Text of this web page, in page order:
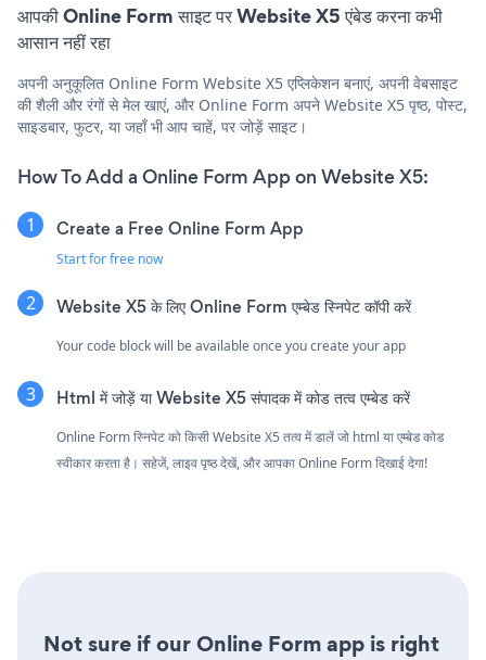
आपकी Online Form साइट पर Website X5 एंबेड करना कभी
आसान नहीं रहा
अपनी अनुकूलित Online Form Website X5 एप्लिकेशन बनाएं, अपनी वेबसाइट
की शैली और रंगों से मेल खाएं, और Online Form अपने Website X5 पृष्ठ, पोस्ट,
साइडबार, फुटर, या जहाँ भी आप चाहें, पर जोड़ें साइट।
How To Add a Online Form App on Website X5:
Create a Free Online Form App
Start for free now
Website X5 के लिए Online Form एम्बेड स्निपेट कॉपी करें
Your code block will be available once you create your app
Html में जोड़ें या Website X5 संपादक में कोड तत्व एम्बेड करें
Online Form स्निपेट को किसी Website X5 तत्व में डालें जो html या एम्बेड कोड
स्वीकार करता है। सहेजें, लाइव पृष्ठ देखें, और आपका Online Form दिखाई देगा!
Not sure if our Online Form app is right